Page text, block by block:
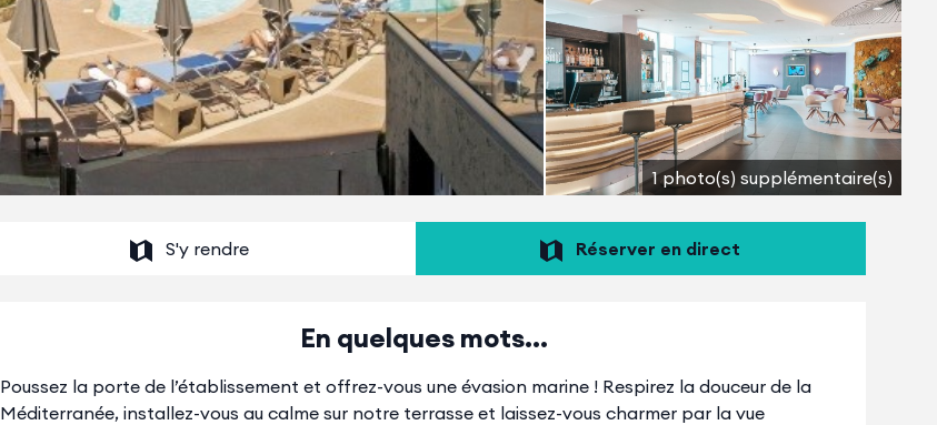
1 photo(s) supplémentaire(s)
S'y rendre Réserver en direct
En quelques mots...
Poussez la porte de l’établissement et offrez-vous une évasion marine ! Respirez la douceur de la
Méditerranée, installez-vous au calme sur notre terrasse et laissez-vous charmer par la vue